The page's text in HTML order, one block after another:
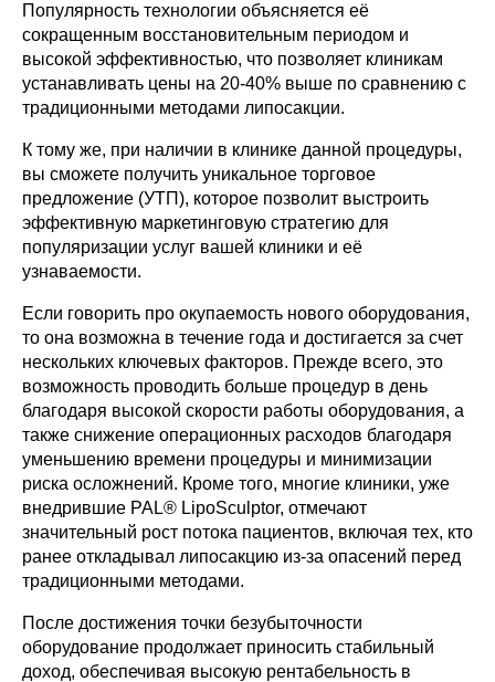
Популярность технологии объясняется её
сокращенным восстановительным периодом и
высокой эффективностью, что позволяет клиникам
устанавливать цены на 20-40% выше по сравнению с
традиционными методами липосакции.
К тому же, при наличии в клинике данной процедуры,
вы сможете получить уникальное торговое
предложение (УТП), которое позволит выстроить
эффективную маркетинговую стратегию для
популяризации услуг вашей клиники и её
узнаваемости.
Если говорить про окупаемость нового оборудования,
то она возможна в течение года и достигается за счет
нескольких ключевых факторов. Прежде всего, это
возможность проводить больше процедур в день
благодаря высокой скорости работы оборудования, а
также снижение операционных расходов благодаря
уменьшению времени процедуры и минимизации
риска осложнений. Кроме того, многие клиники, уже
внедрившие PAL® LipoSculptor, отмечают
значительный рост потока пациентов, включая тех, кто
ранее откладывал липосакцию из-за опасений перед
традиционными методами.
После достижения точки безубыточности
оборудование продолжает приносить стабильный
доход, обеспечивая высокую рентабельность в